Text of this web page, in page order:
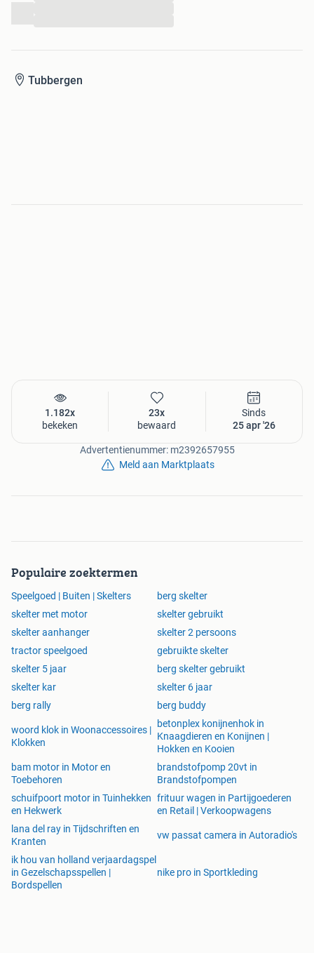
Tubbergen
1.182x
bekeken
23x
bewaard
Sinds
25 apr '26
Advertentienummer: m2392657955
Meld aan Marktplaats
Populaire zoektermen
Speelgoed | Buiten | Skelters
berg skelter
skelter met motor
skelter gebruikt
skelter aanhanger
skelter 2 persoons
tractor speelgoed
gebruikte skelter
skelter 5 jaar
berg skelter gebruikt
skelter kar
skelter 6 jaar
berg rally
berg buddy
woord klok in Woonaccessoires |
Klokken
betonplex konijnenhok in
Knaagdieren en Konijnen |
Hokken en Kooien
bam motor in Motor en
Toebehoren
brandstofpomp 20vt in
Brandstofpompen
schuifpoort motor in Tuinhekken
en Hekwerk
frituur wagen in Partijgoederen
en Retail | Verkoopwagens
lana del ray in Tijdschriften en
Kranten
vw passat camera in Autoradio's
ik hou van holland verjaardagspel
in Gezelschapsspellen |
Bordspellen
nike pro in Sportkleding